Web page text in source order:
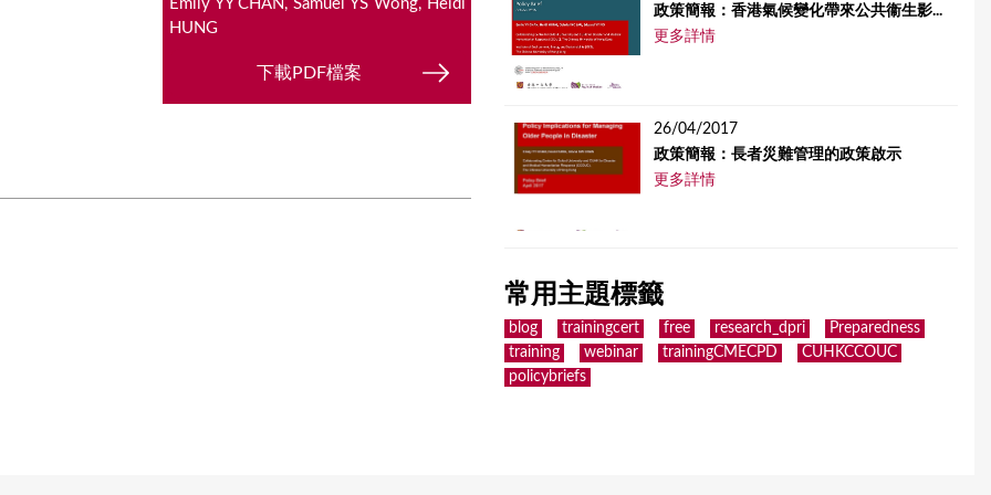
Emily YY CHAN, Samuel YS Wong, Heidi
HUNG
下載PDF檔案
政策簡報：香港氣候變化帶來公共衞生影...
更多詳情
26/04/2017
政策簡報：長者災難管理的政策啟示
更多詳情
常用主題標籤
blog trainingcert free research_dpri
Preparedness
training
webinar trainingCMECPD
CUHKCCOUC
policybriefs